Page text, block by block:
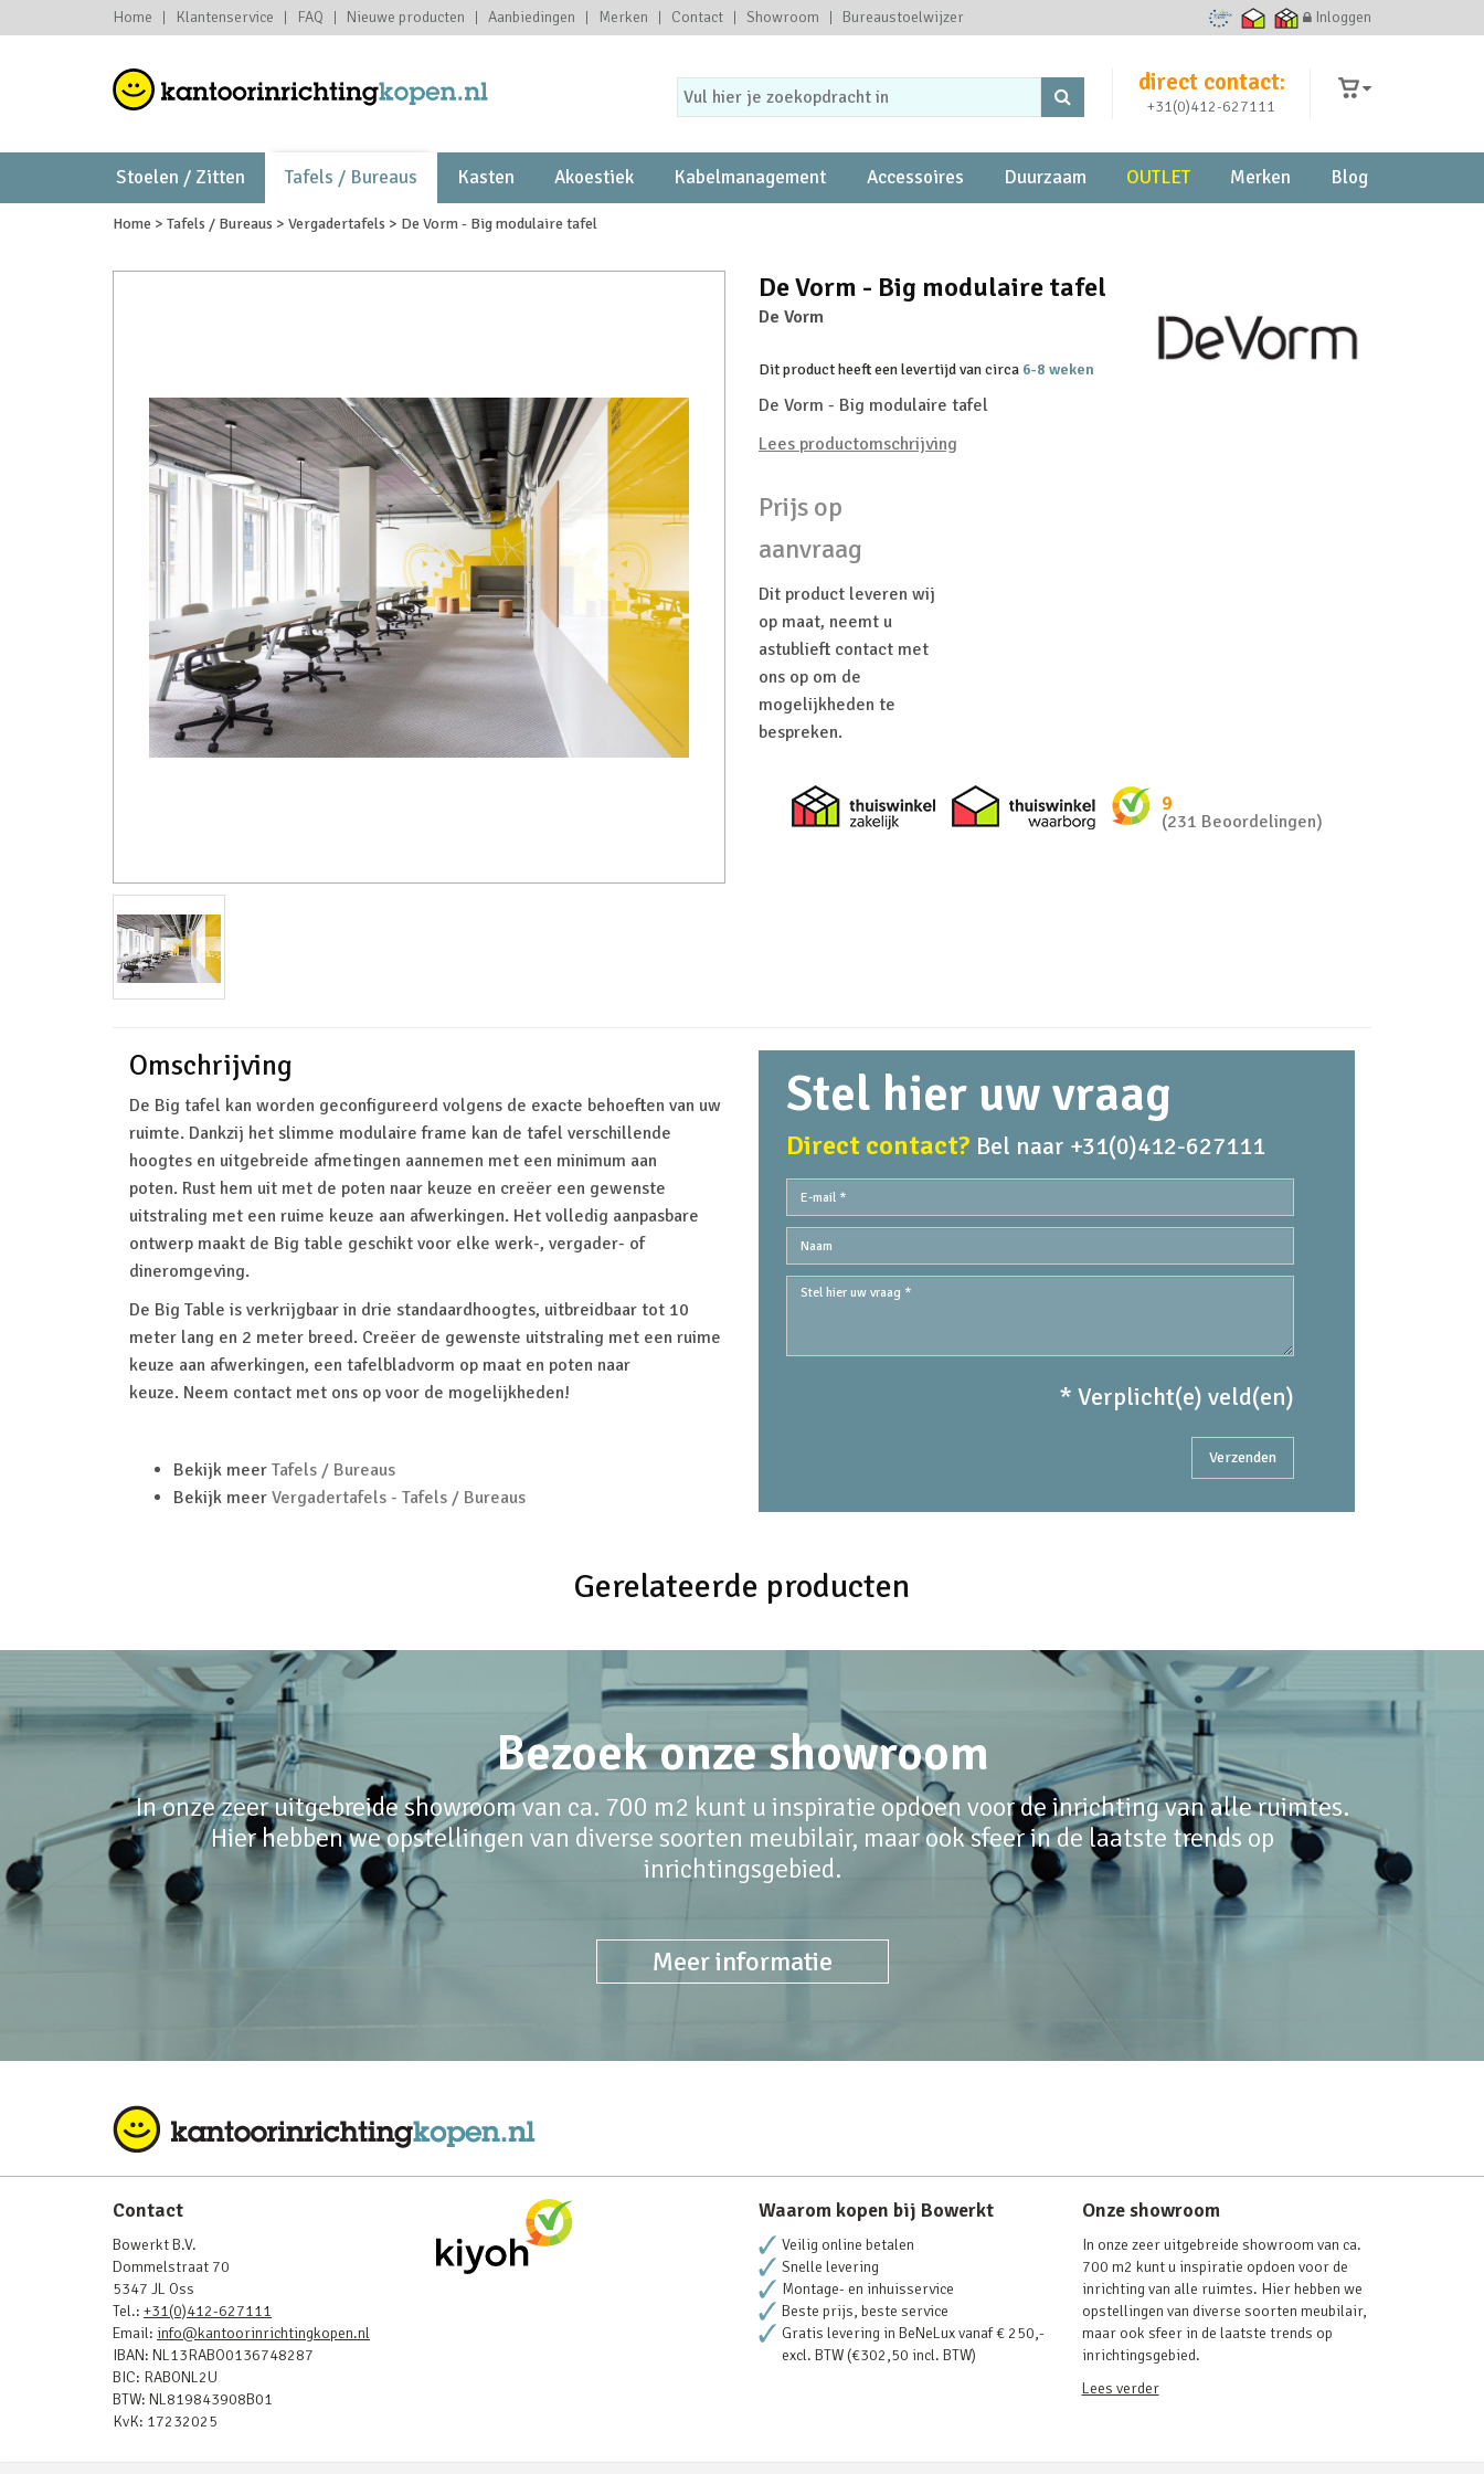
Home Klantenservice FAQ Nieuwe producten Aanbiedingen Merken Contact Showroom Bureaustoelwijzer Ecommerce Europe Trustmark
Thuiswinkel waarborg
Thuiswinkel zakelijk
Inloggen
direct contact:
+31(0)412-627111
Stoelen / Zitten Tafels / Bureaus Kasten Akoestiek Kabelmanagement Accessoires Duurzaam OUTLET Merken Blog
Home > Tafels / Bureaus > Vergadertafels > De Vorm - Big modulaire tafel
De Vorm - Big modulaire tafel
De Vorm
Dit product heeft een levertijd van circa 6-8 weken
De Vorm - Big modulaire tafel
Lees productomschrijving
Prijs op
aanvraag
Dit product leveren wij
op maat, neemt u
astublieft contact met
ons op om de
mogelijkheden te
bespreken.
Thuiswinkel zakelijk Thuiswinkel waarborg
9
(231 Beoordelingen)
Omschrijving
De Big tafel kan worden geconfigureerd volgens de exacte behoeften van uw
ruimte. Dankzij het slimme modulaire frame kan de tafel verschillende
hoogtes en uitgebreide afmetingen aannemen met een minimum aan
poten. Rust hem uit met de poten naar keuze en creëer een gewenste
uitstraling met een ruime keuze aan afwerkingen. Het volledig aanpasbare
ontwerp maakt de Big table geschikt voor elke werk-, vergader- of
dineromgeving.
De Big Table is verkrijgbaar in drie standaardhoogtes, uitbreidbaar tot 10
meter lang en 2 meter breed. Creëer de gewenste uitstraling met een ruime
keuze aan afwerkingen, een tafelbladvorm op maat en poten naar
keuze. Neem contact met ons op voor de mogelijkheden!
Bekijk meer Tafels / Bureaus
Bekijk meer Vergadertafels - Tafels / Bureaus
Stel hier uw vraag
Direct contact? Bel naar +31(0)412-627111
* Verplicht(e) veld(en)
Gerelateerde producten
Bezoek onze showroom
In onze zeer uitgebreide showroom van ca. 700 m2 kunt u inspiratie opdoen voor de inrichting van alle ruimtes.
Hier hebben we opstellingen van diverse soorten meubilair, maar ook sfeer in de laatste trends op
inrichtingsgebied.
Meer informatie
Contact
Bowerkt B.V.
Dommelstraat 70
5347 JL Oss
Tel.: +31(0)412-627111
Email: info@kantoorinrichtingkopen.nl
IBAN: NL13RABO0136748287
BIC: RABONL2U
BTW: NL819843908B01
KvK: 17232025
Waarom kopen bij Bowerkt
Veilig online betalen
Snelle levering
Montage- en inhuisservice
Beste prijs, beste service
Gratis levering in BeNeLux vanaf € 250,-
excl. BTW (€302,50 incl. BTW)
Onze showroom
In onze zeer uitgebreide showroom van ca.
700 m2 kunt u inspiratie opdoen voor de
inrichting van alle ruimtes. Hier hebben we
opstellingen van diverse soorten meubilair,
maar ook sfeer in de laatste trends op
inrichtingsgebied.
Lees verder